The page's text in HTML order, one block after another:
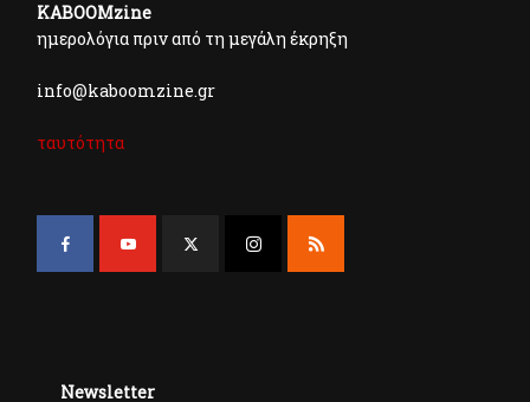
KABOOMzine
ημερολόγια πριν από τη μεγάλη έκρηξη
info@kaboomzine.gr
ταυτότητα
Newsletter